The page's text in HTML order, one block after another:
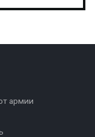
армии